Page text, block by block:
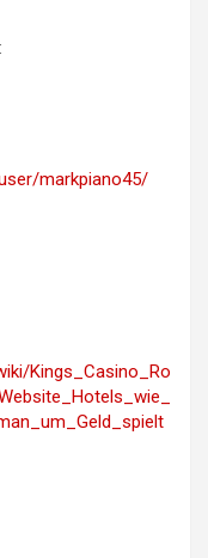
markpiano45/
Kings_Casino_Ro